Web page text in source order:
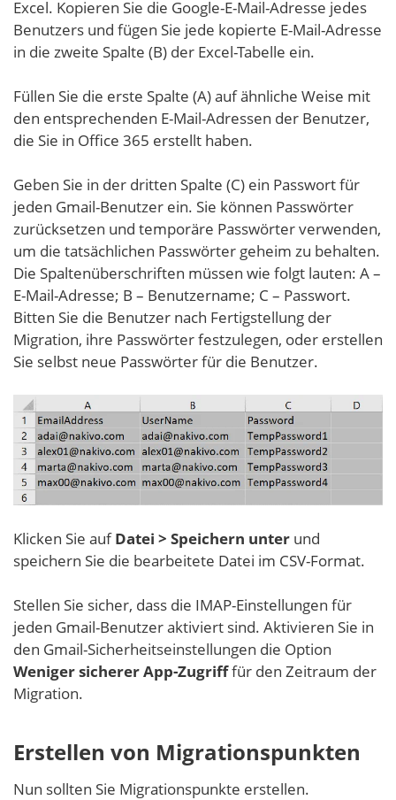
Excel. Kopieren Sie die Google-E-Mail-Adresse jedes
Benutzers und fügen Sie jede kopierte E-Mail-Adresse
in die zweite Spalte (B) der Excel-Tabelle ein.
Füllen Sie die erste Spalte (A) auf ähnliche Weise mit
den entsprechenden E-Mail-Adressen der Benutzer,
die Sie in Office 365 erstellt haben.
Geben Sie in der dritten Spalte (C) ein Passwort für
jeden Gmail-Benutzer ein. Sie können Passwörter
zurücksetzen und temporäre Passwörter verwenden,
um die tatsächlichen Passwörter geheim zu behalten.
Die Spaltenüberschriften müssen wie folgt lauten: A –
E-Mail-Adresse; B – Benutzername; C – Passwort.
Bitten Sie die Benutzer nach Fertigstellung der
Migration, ihre Passwörter festzulegen, oder erstellen
Sie selbst neue Passwörter für die Benutzer.
Klicken Sie aufDatei > Speichern unter und
speichern Sie die bearbeitete Datei im CSV-Format.
Stellen Sie sicher, dass die IMAP-Einstellungen für
jeden Gmail-Benutzer aktiviert sind. Aktivieren Sie in
den Gmail-Sicherheitseinstellungen die Option
Weniger sicherer App-Zugrifffür den Zeitraum der
Migration.
Erstellen von Migrationspunkten
Nun sollten Sie Migrationspunkte erstellen.